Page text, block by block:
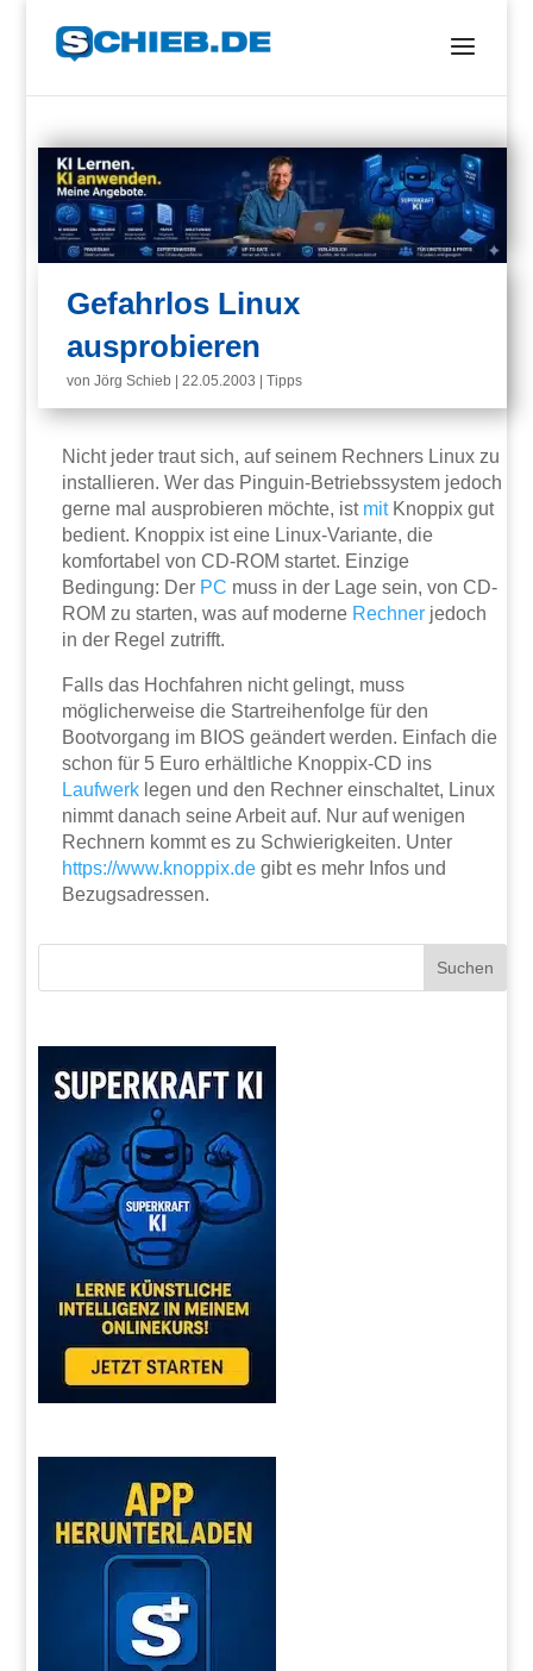
Gefahrlos Linux
ausprobieren
vonJörg Schieb |22.05.2003 |Tipps
Nicht jeder traut sich, auf seinem Rechners Linux zu
installieren. Wer das Pinguin-Betriebssystem jedoch
gerne mal ausprobieren möchte, ist mitKnoppix gut
bedient. Knoppix ist eine Linux-Variante, die
komfortabel von CD-ROM startet. Einzige
Bedingung: Der PC muss in der Lage sein, von CD-
ROM zu starten, was auf moderne Rechner jedoch
in der Regel zutrifft.
Falls das Hochfahren nicht gelingt, muss
möglicherweise die Startreihenfolge für den
Bootvorgang im BIOS geändert werden. Einfach die
schon für 5 Euro erhältliche Knoppix-CD ins
Laufwerk legen und den Rechner einschaltet, Linux
nimmt danach seine Arbeit auf. Nur auf wenigen
Rechnern kommt es zu Schwierigkeiten. Unter
https://www.knoppix.de gibt es mehr Infos und
Bezugsadressen.